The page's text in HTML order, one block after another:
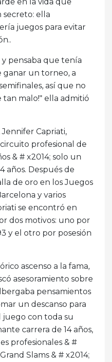
secreto: ella
juegos para evitar
y pensaba que tenía
ganar un torneo, a
así que no
tan malo!" ella admitió
Capriati,
profesional de
& # x2014; solo un
años. Después de
de oro en los Juegos
y varios
se encontró en
dos motivos: uno por
y el otro por posesión
ascenso a la fama,
asesoramiento sobre
pensamientos
un descanso para
juego con toda su
carrera de 14 años,
profesionales & #
Slams & # x2014;